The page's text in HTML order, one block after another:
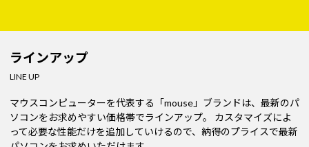
ラインアップ
LINE UP
マウスコンピューターを代表する「mouse」ブランドは、最新のパ
ソコンをお求めやすい価格帯でラインアップ。 カスタマイズによ
って必要な性能だけを追加していけるので、納得のプライスで最新